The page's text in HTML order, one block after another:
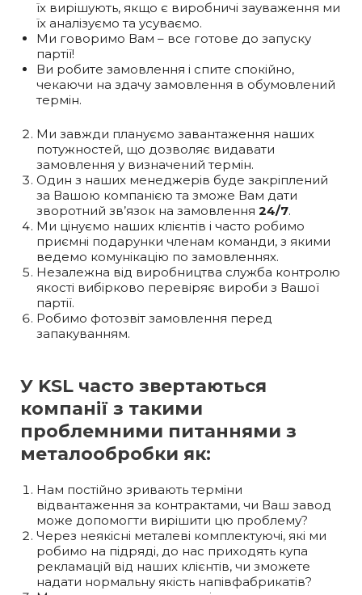
їх вирішують, якщо є виробничі зауваження ми
їх аналізуємо та усуваємо.
Ми говоримо Вам – все готове до запуску
партії!
Ви робите замовлення і спите спокійно,
чекаючи на здачу замовлення в обумовлений
термін.
Ми завжди плануємо завантаження наших
потужностей, що дозволяє видавати
замовлення у визначений термін.
Один з наших менеджерів буде закріплений
за Вашою компанією та зможе Вам дати
зворотний зв’язок на замовлення 24/7.
Ми цінуємо наших клієнтів і часто робимо
приємні подарунки членам команди, з якими
ведемо комунікацію по замовленнях.
Незалежна від виробництва служба контролю
якості вибірково перевіряє вироби з Вашої
партії.
Робимо фотозвіт замовлення перед
запакуванням.
У KSL часто звертаються
компанії з такими
проблемними питаннями з
металообробки як:
Нам постійно зривають терміни
відвантаження за контрактами, чи Ваш завод
може допомогти вирішити цю проблему?
Через неякісні металеві комплектуючі, які ми
робимо на підряді, до нас приходять купа
рекламацій від наших клієнтів, чи зможете
надати нормальну якість напівфабрикатів?